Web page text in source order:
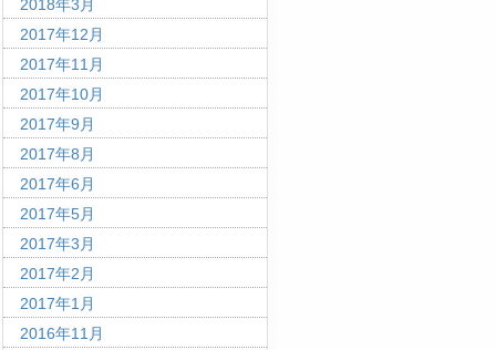
2018年3月
2017年12月
2017年11月
2017年10月
2017年9月
2017年8月
2017年6月
2017年5月
2017年3月
2017年2月
2017年1月
2016年11月